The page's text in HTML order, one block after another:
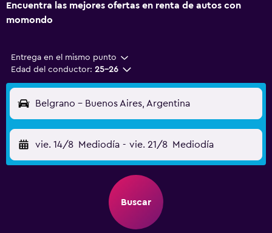
Encuentra las mejores ofertas en renta de autos con
momondo
Entrega en el mismo punto
Edad del conductor: 25-26
Belgrano - Buenos Aires, Argentina
vie. 14/8 Mediodía - vie. 21/8 Mediodía
Buscar